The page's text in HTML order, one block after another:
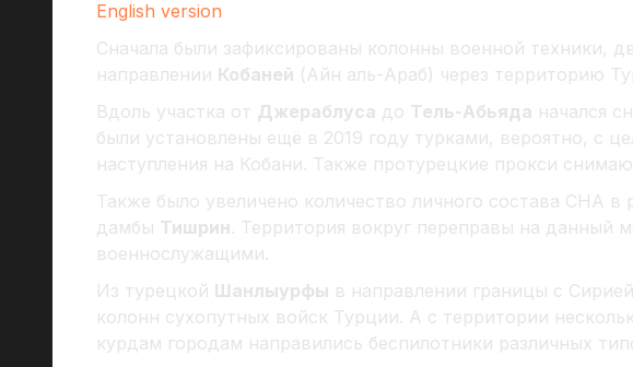
English version
Сначала были зафиксированы колонны военной техники,
направлении Кобаней (Айн аль-Араб) через территорию
Вдоль участка от Джераблуса до Тель-Абьяда начался
были установлены ещё в 2019 году турками, вероятно, с
наступления на Кобани. Также протурецкие прокси
Также было увеличено количество личного состава СНА в
дамбы Тишрин. Территория вокруг переправы на данный
военнослужащими.
Из турецкой Шанлыурфы в направлении границы с Сирией
колонн сухопутных войск Турции. А с территории
курдам городам направились беспилотники различных